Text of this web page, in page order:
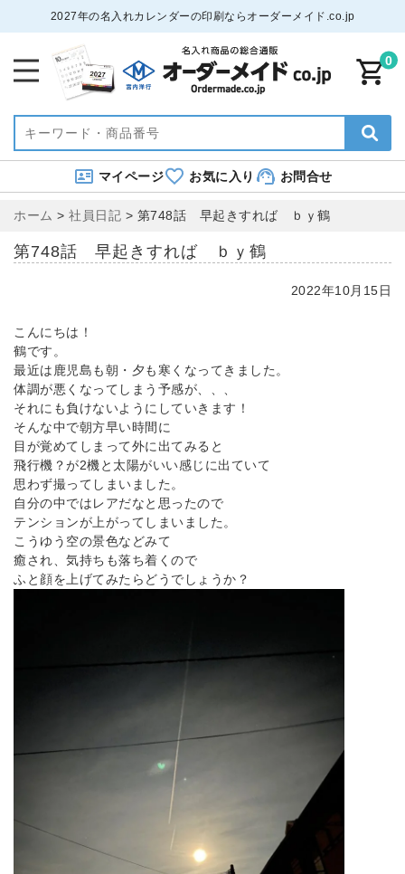
2027年の名入れカレンダーの印刷ならオーダーメイド.co.jp
0
マイページ お気に入り お問合せ
ホーム > 社員日記 > 第748話 早起きすれば ｂｙ鶴
第748話 早起きすれば ｂｙ鶴
2022年10月15日
こんにちは！
鶴です。
最近は鹿児島も朝・夕も寒くなってきました。
体調が悪くなってしまう予感が、、、
それにも負けないようにしていきます！
そんな中で朝方早い時間に
目が覚めてしまって外に出てみると
飛行機？が2機と太陽がいい感じに出ていて
思わず撮ってしまいました。
自分の中ではレアだなと思ったので
テンションが上がってしまいました。
こうゆう空の景色などみて
癒され、気持ちも落ち着くので
ふと顔を上げてみたらどうでしょうか？